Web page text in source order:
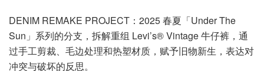
DENIM REMAKE PROJECT：2025 春夏「Under The
Sun」系列的分支，拆解重组 Levi’s® Vintage 牛仔裤，通
过手工剪裁、毛边处理和热塑材质，赋予旧物新生，表达对
冲突与破坏的反思。